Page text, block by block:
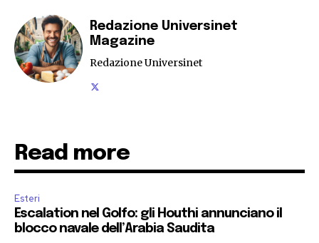
Redazione Universinet
Magazine
Redazione Universinet
Read more
Esteri
Escalation nel Golfo: gli Houthi annunciano il
blocco navale dell’Arabia Saudita